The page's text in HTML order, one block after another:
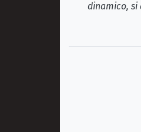
dinamico, si